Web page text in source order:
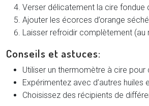
Verser délicatement la cire fondue
Ajouter les écorces d’orange
Laisser refroidir complètement (au
Conseils et astuces:
Utiliser un thermomètre à cire
Expérimentez avec d’autres
Choisissez des récipients de